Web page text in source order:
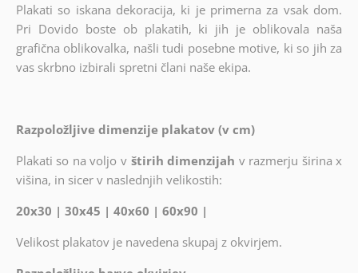
Plakati so iskana dekoracija, ki je primerna za vsak dom.
Pri Dovido boste ob plakatih, ki jih je oblikovala naša
grafična oblikovalka, našli tudi posebne motive, ki so jih za
vas skrbno izbirali spretni člani naše ekipa.
Razpoložljive dimenzije plakatov (v cm)
Plakati so na voljo v štirih dimenzijah v razmerju širina x
višina, in sicer v naslednjih velikostih:
20x30 | 30x45 | 40x60 | 60x90 |
Velikost plakatov je navedena skupaj z okvirjem.